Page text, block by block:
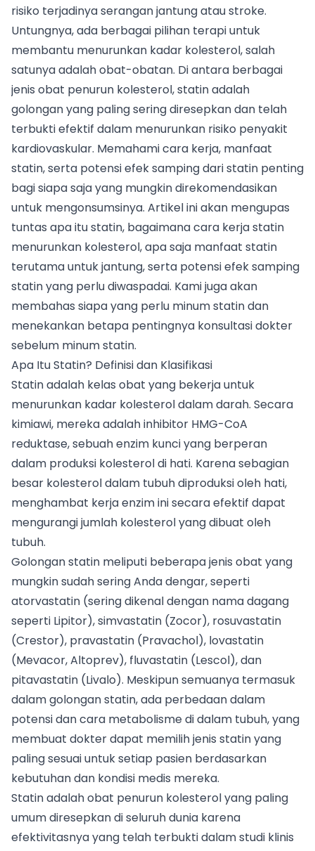
risiko terjadinya serangan jantung atau stroke.
Untungnya, ada berbagai pilihan terapi untuk
membantu menurunkan kadar kolesterol, salah
satunya adalah obat-obatan. Di antara berbagai
jenis obat penurun kolesterol, statin adalah
golongan yang paling sering diresepkan dan telah
terbukti efektif dalam menurunkan risiko penyakit
kardiovaskular. Memahami cara kerja, manfaat
statin, serta potensi efek samping dari statin penting
bagi siapa saja yang mungkin direkomendasikan
untuk mengonsumsinya. Artikel ini akan mengupas
tuntas apa itu statin, bagaimana cara kerja statin
menurunkan kolesterol, apa saja manfaat statin
terutama untuk jantung, serta potensi efek samping
statin yang perlu diwaspadai. Kami juga akan
membahas siapa yang perlu minum statin dan
menekankan betapa pentingnya konsultasi dokter
sebelum minum statin.
Apa Itu Statin? Definisi dan Klasifikasi
Statin adalah kelas obat yang bekerja untuk
menurunkan kadar kolesterol dalam darah. Secara
kimiawi, mereka adalah inhibitor HMG-CoA
reduktase, sebuah enzim kunci yang berperan
dalam produksi kolesterol di hati. Karena sebagian
besar kolesterol dalam tubuh diproduksi oleh hati,
menghambat kerja enzim ini secara efektif dapat
mengurangi jumlah kolesterol yang dibuat oleh
tubuh.
Golongan statin meliputi beberapa jenis obat yang
mungkin sudah sering Anda dengar, seperti
atorvastatin (sering dikenal dengan nama dagang
seperti Lipitor), simvastatin (Zocor), rosuvastatin
(Crestor), pravastatin (Pravachol), lovastatin
(Mevacor, Altoprev), fluvastatin (Lescol), dan
pitavastatin (Livalo). Meskipun semuanya termasuk
dalam golongan statin, ada perbedaan dalam
potensi dan cara metabolisme di dalam tubuh, yang
membuat dokter dapat memilih jenis statin yang
paling sesuai untuk setiap pasien berdasarkan
kebutuhan dan kondisi medis mereka.
Statin adalah obat penurun kolesterol yang paling
umum diresepkan di seluruh dunia karena
efektivitasnya yang telah terbukti dalam studi klinis